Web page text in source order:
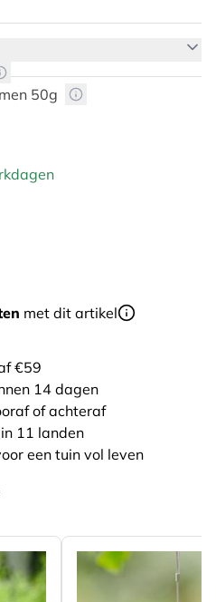
50g
met dit artikel
€59
14 dagen
of achteraf
11 landen
een tuin vol leven